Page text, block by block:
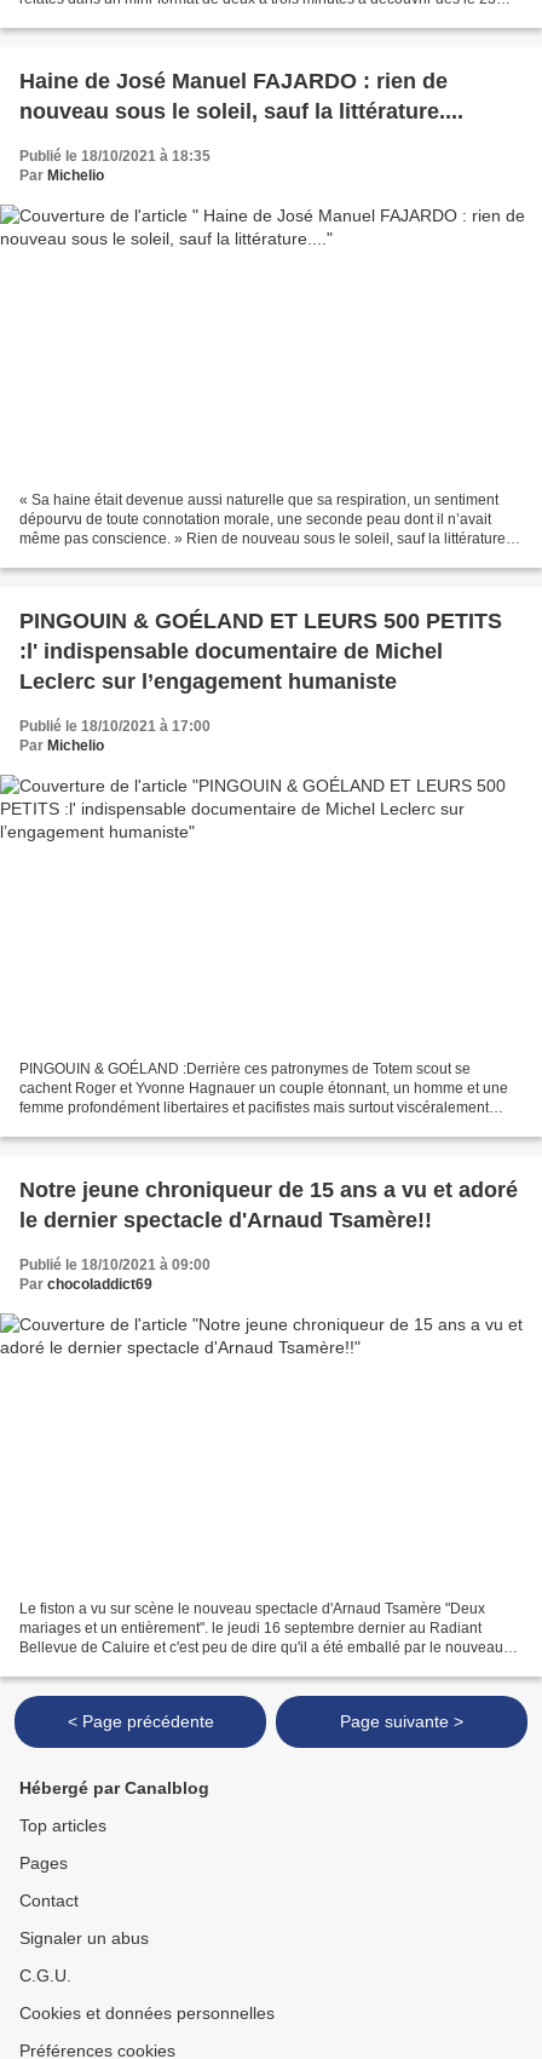
Haine de José Manuel FAJARDO : rien de
nouveau sous le soleil, sauf la littérature....
Publié le 18/10/2021 à 18:35
Par Michelio
« Sa haine était devenue aussi naturelle que sa respiration, un sentiment
dépourvu de toute connotation morale, une seconde peau dont il n’avait
même pas conscience. » Rien de nouveau sous le soleil, sauf la littérature.
PINGOUIN & GOÉLAND ET LEURS 500 PETITS
:l' indispensable documentaire de Michel
Leclerc sur l’engagement humaniste
Publié le 18/10/2021 à 17:00
Par Michelio
PINGOUIN & GOÉLAND :Derrière ces patronymes de Totem scout se
cachent Roger et Yvonne Hagnauer un couple étonnant, un homme et une
femme profondément libertaires et pacifistes mais surtout viscéralement
Notre jeune chroniqueur de 15 ans a vu et adoré
le dernier spectacle d'Arnaud Tsamère!!
Publié le 18/10/2021 à 09:00
Par chocoladdict69
Le fiston a vu sur scène le nouveau spectacle d'Arnaud Tsamère "Deux
mariages et un entièrement". le jeudi 16 septembre dernier au Radiant
Bellevue de Caluire et c'est peu de dire qu'il a été emballé par le nouveau
< Page précédente Page suivante >
Hébergé par Canalblog
Top articles
Pages
Contact
Signaler un abus
C.G.U.
Cookies et données personnelles
Préférences cookies